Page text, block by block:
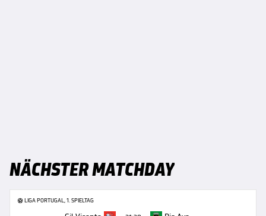
NÄCHSTER MATCHDAY
LIGA PORTUGAL, 1. SPIELTAG